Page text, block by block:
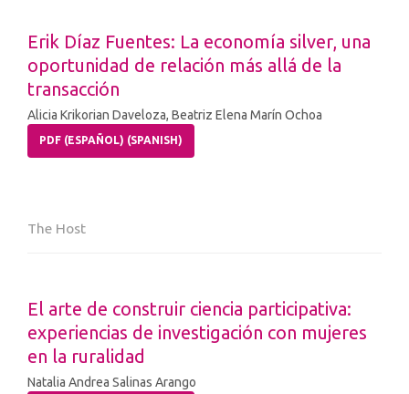
Erik Díaz Fuentes: La economía silver, una
oportunidad de relación más allá de la
transacción
Alicia Krikorian Daveloza, Beatriz Elena Marín Ochoa
PDF (ESPAÑOL) (SPANISH)
The Host
El arte de construir ciencia participativa:
experiencias de investigación con mujeres
en la ruralidad
Natalia Andrea Salinas Arango